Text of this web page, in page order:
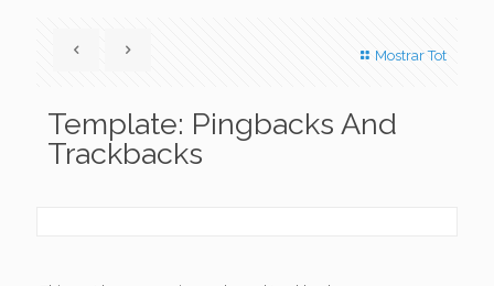
Mostrar Tot
Template: Pingbacks And
Trackbacks